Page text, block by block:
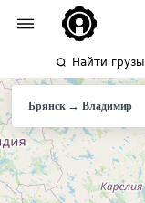
Найти грузы
Брянск→Владимир